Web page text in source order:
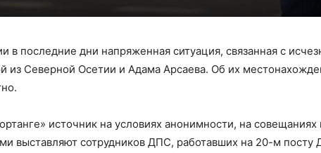
в последние дни напряженная ситуация, связанная с
из Северной Осетии и Адама Арсаева. Об их
источник на условиях анонимности, на совещаниях
выставляют сотрудников ДПС, работавших на 20-м посту